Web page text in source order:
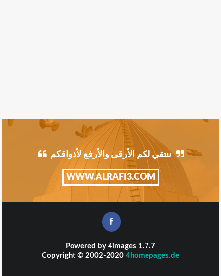
ننتقي لكم الأرقى والأرفع لأذواقكم
WWW.ALRAFI3.COM
Powered by 4images 1.7.7
Copyright © 2002-2020 4homepages.de